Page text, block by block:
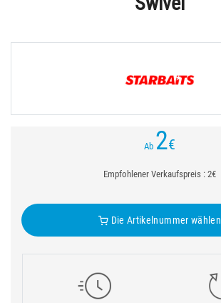
Ab 2€
Empfohlener Verkaufspreis : 2€
Die Artikelnummer wählen